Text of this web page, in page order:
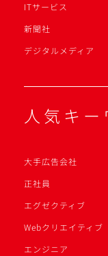
ITサービス
新聞社
デジタルメディア
人気キー
大手広告会社
正社員
エグゼクティブ
Webクリエイティブ
エンジニア